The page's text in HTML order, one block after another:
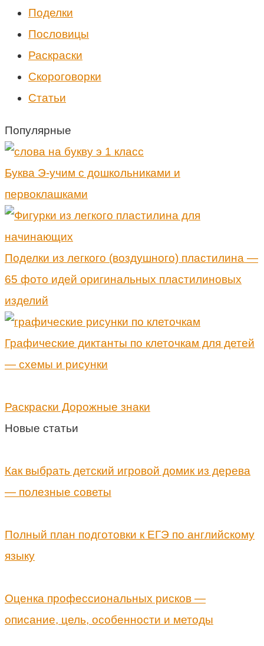
Поделки
Пословицы
Раскраски
Скороговорки
Статьи
Популярные
Буква Э-учим с дошкольниками и
первоклашками
Поделки из легкого (воздушного) пластилина —
65 фото идей оригинальных пластилиновых
изделий
Графические диктанты по клеточкам для детей
— схемы и рисунки
Раскраски Дорожные знаки
Новые статьи
Как выбрать детский игровой домик из дерева
— полезные советы
Полный план подготовки к ЕГЭ по английскому
языку
Оценка профессиональных рисков —
описание, цель, особенности и методы